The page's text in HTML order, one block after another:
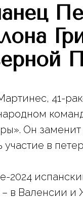
41-
Он заменит
участие в
2024
в Валенсии и